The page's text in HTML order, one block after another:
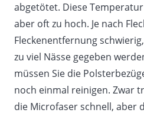
abgetötet. Diese
aber oft zu hoch. Je nach
Fleckenentfernung
zu viel Nässe gegeben
müssen Sie die
noch einmal reinigen. Zwar
die Microfaser schnell, aber